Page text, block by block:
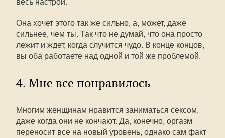
весь настрой.
Она хочет этого так же сильно, а, может, даже
сильнее, чем ты. Так что не думай, что она просто
лежит и ждет, когда случится чудо. В конце концов,
вы оба работаете над одной и той же проблемой.
4. Мне все понравилось
Многим женщинам нравится заниматься сексом,
даже когда они не кончают. Да, конечно, оргазм
переносит все на новый уровень, однако сам факт